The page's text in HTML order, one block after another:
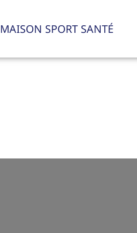
MAISON SPORT SANTÉ